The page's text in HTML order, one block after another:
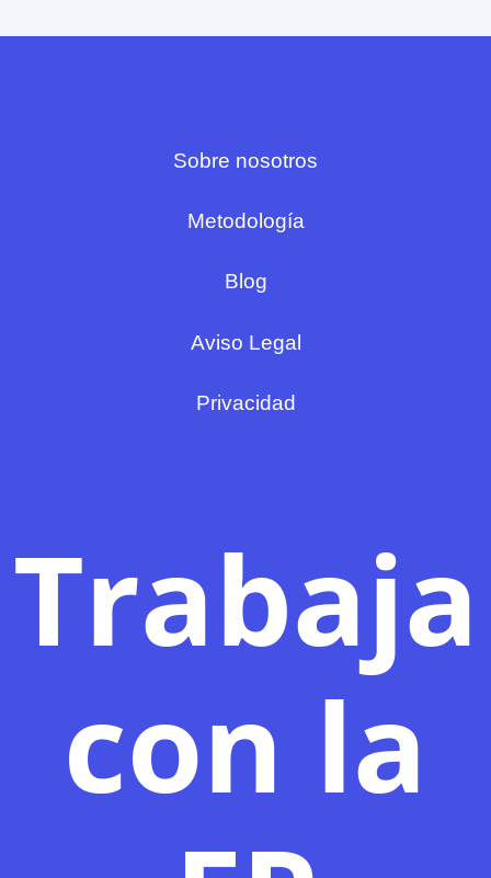
Sobre nosotros
Metodología
Blog
Aviso Legal
Privacidad
Trabaja
con la